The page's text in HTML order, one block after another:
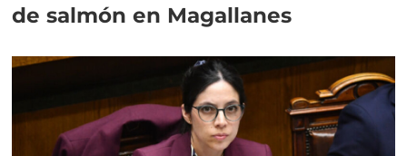
de salmón en Magallanes